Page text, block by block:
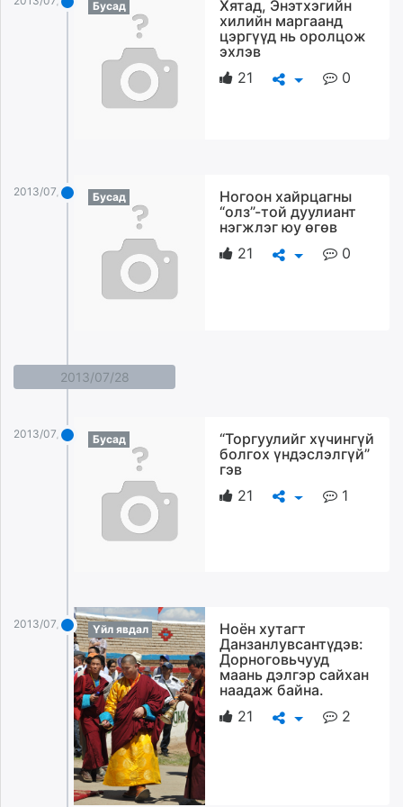
Бусад
Хятад, Энэтхэгийн
хилийн маргаанд
цэргүүд нь оролцож
эхлэв
21
0
2013/07/29 Бусад
Ногоон хайрцагны
“олз”-той дуулиант
нэгжлэг юу өгөв
21
0
2013/07/28
2013/07/28 Бусад
“Торгуулийг хүчингүй
болгох үндэслэлгүй”
гэв
21
1
2013/07/28 Үйл явдал
Ноён хутагт
Данзанлувсантүдэв:
Дорноговьчууд
маань дэлгэр сайхан
наадаж байна.
21
2